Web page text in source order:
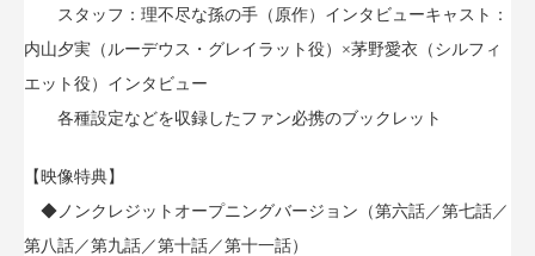
スタッフ：理不尽な孫の手（原作）インタビューキャスト：
内山夕実（ルーデウス・グレイラット役）×茅野愛衣（シルフィ
エット役）インタビュー
各種設定などを収録したファン必携のブックレット
【映像特典】
◆ノンクレジットオープニングバージョン（第六話／第七話／
第八話／第九話／第十話／第十一話）